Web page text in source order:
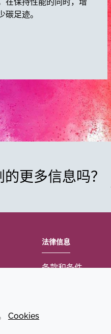
碳足迹。
更多信息吗？
法律信息
条款和条件
Cookies